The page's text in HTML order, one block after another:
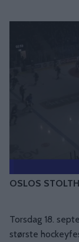
OSLOS
Torsdag 18.
største